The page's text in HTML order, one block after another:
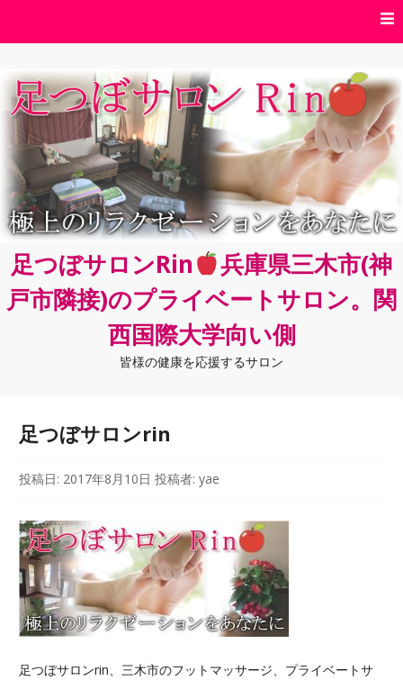
ン
ツ
へ
ス
キ
ッ
プ
足つぼサロンRin
兵庫県三木市(神
戸市隣接)のプライベートサロン。関
西国際大学向い側
皆様の健康を応援するサロン
足つぼサロンrin
投稿日: 2017年8月10日 投稿者:yae
足つぼサロンrin、三木市のフットマッサージ、プライベートサ